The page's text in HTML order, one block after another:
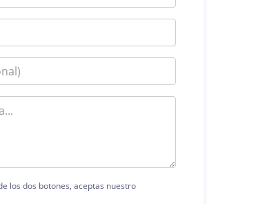
los dos botones, aceptas nuestro